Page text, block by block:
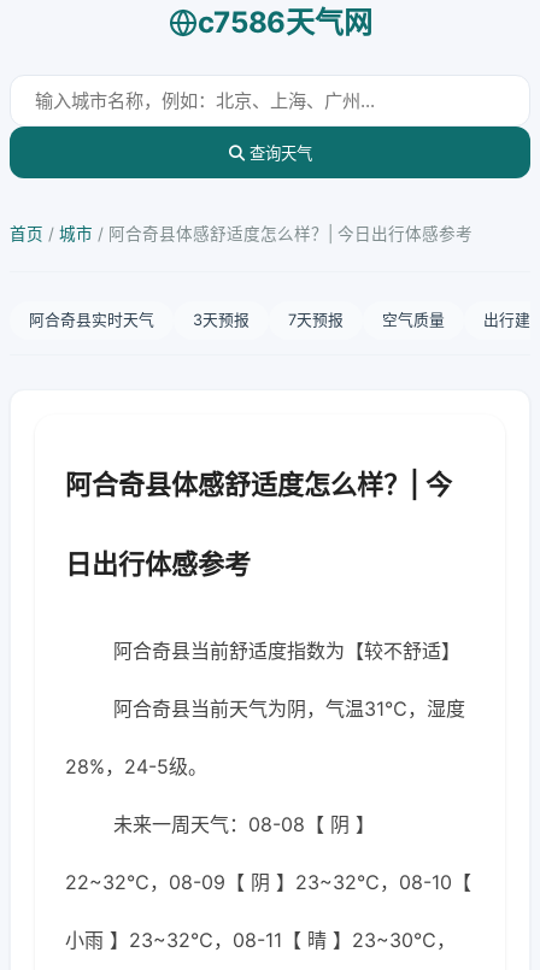
c7586天气网
查询天气
首页 / 城市 / 阿合奇县体感舒适度怎么样？| 今日出行体感参考
阿合奇县实时天气 3天预报 7天预报 空气质量 出行建
阿合奇县体感舒适度怎么样？| 今
日出行体感参考
阿合奇县当前舒适度指数为【较不舒适】
阿合奇县当前天气为阴，气温31℃，湿度
28%，24-5级。
未来一周天气：08-08【 阴 】
22~32℃，08-09【 阴 】23~32℃，08-10【
小雨 】23~32℃，08-11【 晴 】23~30℃，